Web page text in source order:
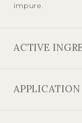
impure.
ACTIVE
APPLICATION